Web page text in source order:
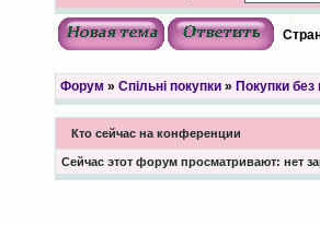
Форум » Спільні покупки» Покупки без
Кто сейчас на конференции
Сейчас этот форум просматривают: нет